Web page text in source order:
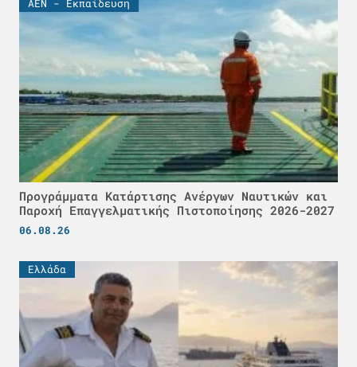
ΑΕΝ - Εκπαίδευση
Προγράμματα Κατάρτισης Ανέργων Ναυτικών και
Παροχή Επαγγελματικής Πιστοποίησης 2026-2027
06.08.26
Ελλάδα